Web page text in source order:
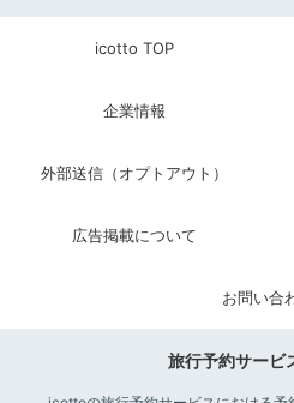
1階レストランで、ウェルネス
コース仕立ての「ウェルネス
洋メニューが選べる「デイリ
icotto TOP
企業情報
外部送信（オプトアウト）
広告掲載について
お問い合
旅行予約サービ